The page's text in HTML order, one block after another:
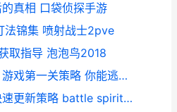
真相 口袋侦探手游
法锦集 喷射战士2pve
取指导 泡泡鸟2018
《你能逃离这世界么》游戏第一关策略 你能逃脱吗游戏攻略
《少年勇者团》游戏快速更新策略 battle spirits 少年勇者